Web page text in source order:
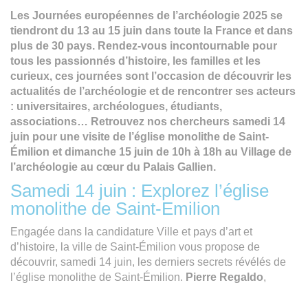
Les Journées européennes de l’archéologie 2025 se
tiendront du 13 au 15 juin dans toute la France et dans
plus de 30 pays. Rendez-vous incontournable pour
tous les passionnés d’histoire, les familles et les
curieux, ces journées sont l’occasion de découvrir les
actualités de l’archéologie et de rencontrer ses acteurs
: universitaires, archéologues, étudiants,
associations… Retrouvez nos chercheurs samedi 14
juin pour une visite de l’église monolithe de Saint-
Émilion et dimanche 15 juin de 10h à 18h au Village de
l’archéologie au cœur du Palais Gallien.
Samedi 14 juin : Explorez l’église
monolithe de Saint-Emilion
Engagée dans la candidature Ville et pays d’art et
d’histoire, la ville de Saint-Émilion vous propose de
découvrir, samedi 14 juin, les derniers secrets révélés de
l’église monolithe de Saint-Émilion. Pierre Regaldo,